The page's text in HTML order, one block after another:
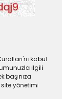
kabul
ilgili
başınıza
yönetimi